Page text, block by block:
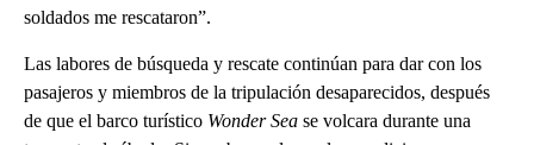
soldados me rescataron”.
Las labores de búsqueda y rescate continúan para dar con los
pasajeros y miembros de la tripulación desaparecidos, después
de que el barco turístico Wonder Sea se volcara durante una